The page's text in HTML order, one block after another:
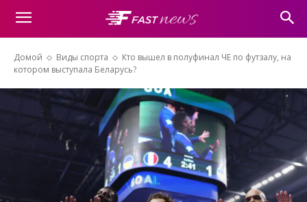
Домой Виды спорта
Кто вышел в полуфинал ЧЕ по футзалу, на
котором выступала Беларусь?